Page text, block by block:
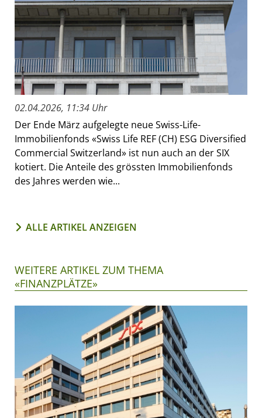
02.04.2026, 11:34 Uhr
Der Ende März aufgelegte neue Swiss-Life-
Immobilienfonds «Swiss Life REF (CH) ESG Diversified
Commercial Switzerland» ist nun auch an der SIX
kotiert. Die Anteile des grössten Immobilienfonds
des Jahres werden wie...
ALLE ARTIKEL ANZEIGEN
WEITERE ARTIKEL ZUM THEMA
«FINANZPLÄTZE»